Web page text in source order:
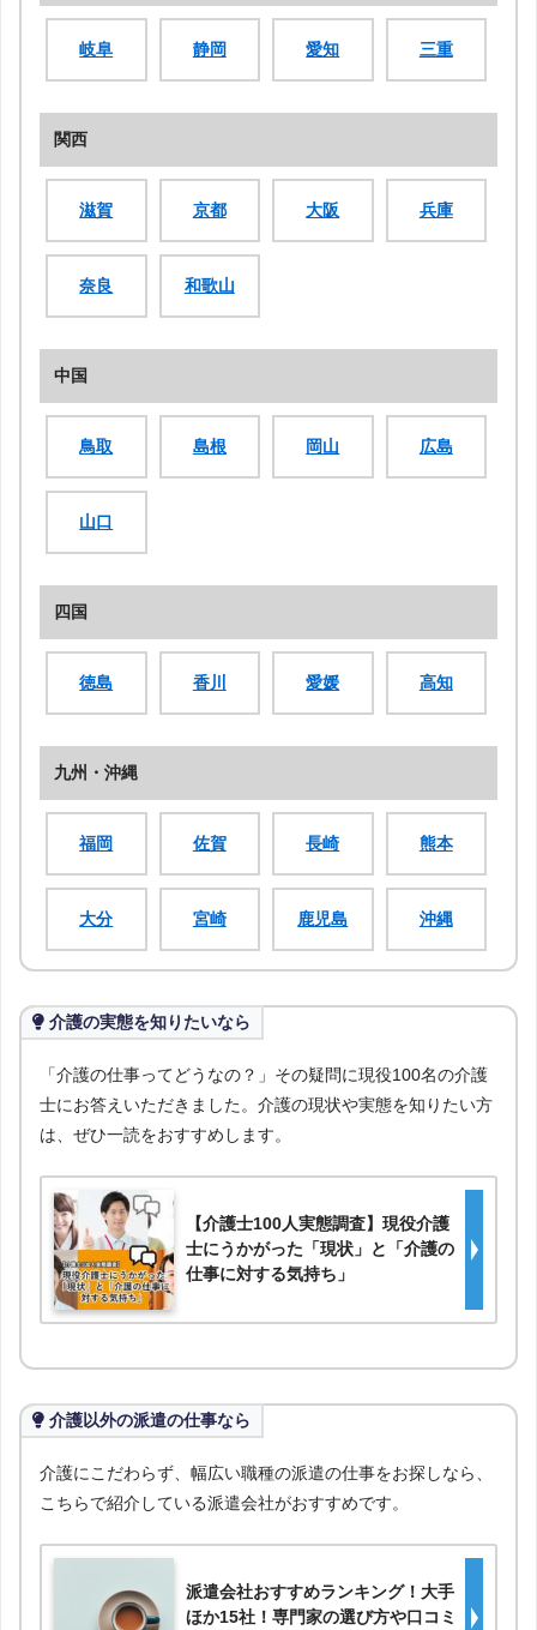
岐阜 静岡 愛知 三重
関西
滋賀 京都 大阪 兵庫
奈良 和歌山
中国
鳥取 島根 岡山 広島
山口
四国
徳島 香川 愛媛 高知
九州・沖縄
福岡 佐賀 長崎 熊本
大分 宮崎 鹿児島 沖縄
介護の実態を知りたいなら
「介護の仕事ってどうなの？」その疑問に現役100名の介護
士にお答えいただきました。介護の現状や実態を知りたい方
は、ぜひ一読をおすすめします。
【介護士100人実態調査】現役介護
士にうかがった「現状」と「介護の
仕事に対する気持ち」
介護以外の派遣の仕事なら
介護にこだわらず、幅広い職種の派遣の仕事をお探しなら、
こちらで紹介している派遣会社がおすすめです。
派遣会社おすすめランキング！大手
ほか15社！専門家の選び方や口コミ